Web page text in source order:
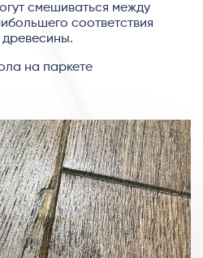
смешиваться между
соответствия
древесины.
на паркете